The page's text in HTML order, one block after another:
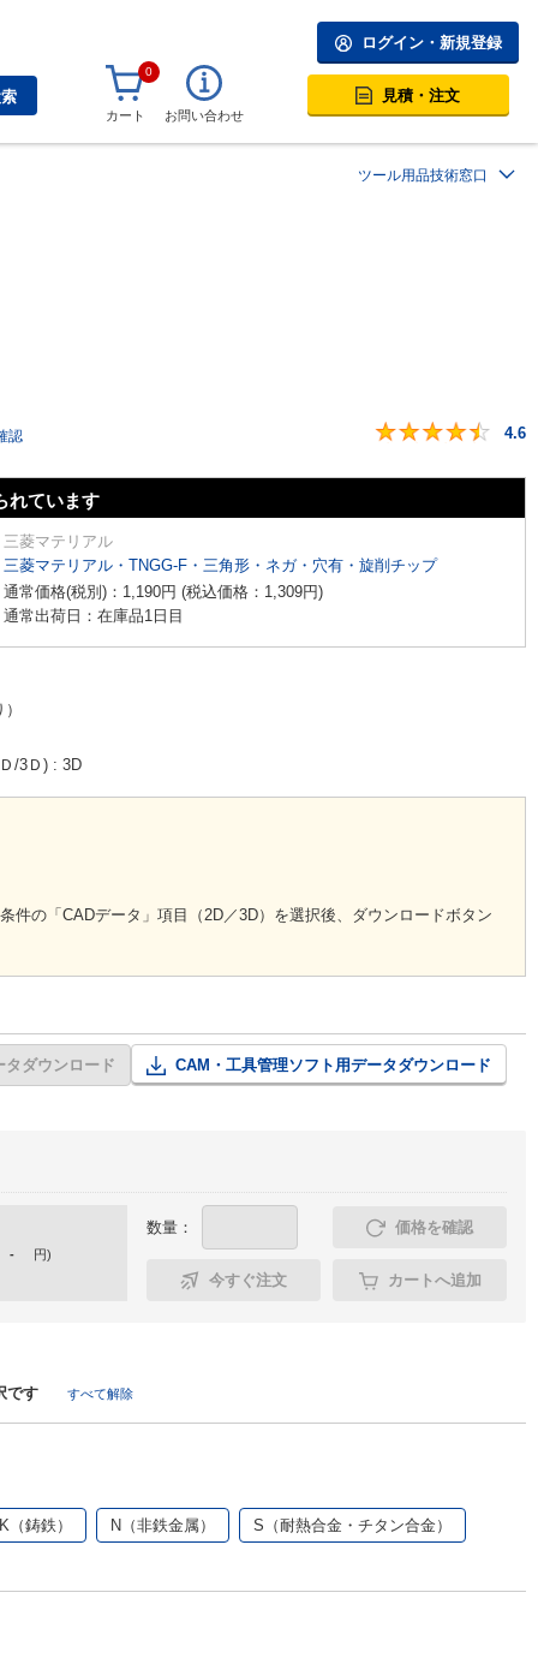
ログイン・新規登録
0
カート お問い合わせ
見積・注文
ツール用品技術窓口
認 4.6
れています
三菱マテリアル
三菱マテリアル・TNGG-F・三角形・ネガ・穴有・旋削チップ
通常価格(税別)： 1,190円 (税込価格： 1,309円)
通常出荷日：在庫品1日目
/3Ｄ) 3D
の「CADデータ」項目（2D／3D）を選択後、ダウンロードボタン
タダウンロード CAM・工具管理ソフト用データダウンロード
- 円)
数量： 価格を確認
今すぐ注文 カートへ追加
です すべて解除
K（鋳鉄） N（非鉄金属） S（耐熱合金・チタン合金）